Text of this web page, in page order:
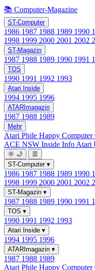
📚 Computer-Magazine
ST-Computer
1986 1987 1988 1989 1990
1998 1999 2000 2001 2002
ST-Magazin
1987 1988 1989 1990 1991
TOS
1990 1991 1992 1993
Atari Inside
1994 1995 1996
ATARImagazin
1987 1988 1989
Mehr
Atari Phile Happy Computer
ACE NSW Inside Info Atari
🌞 🌙
☰
ST-Computer ▾
1986 1987 1988 1989 1990
1998 1999 2000 2001 2002
ST-Magazin ▾
1987 1988 1989 1990 1991
TOS ▾
1990 1991 1992 1993
Atari Inside ▾
1994 1995 1996
ATARImagazin ▾
1987 1988 1989
Atari Phile Happy Computer